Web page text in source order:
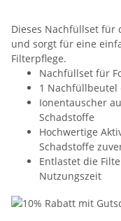
Dieses Nachfüllset für
und sorgt für eine
Filterpflege.
Nachfüllset für
1 Nachfüllbeutel
Ionentauscher
Schadstoffe
Hochwertige
Schadstoffe
Entlastet die
Nutzungszeit